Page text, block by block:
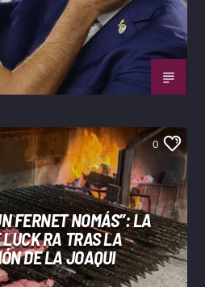
0
FERNET NOMÁS”: LA
RA TRAS LA
DE LA JOAQUI